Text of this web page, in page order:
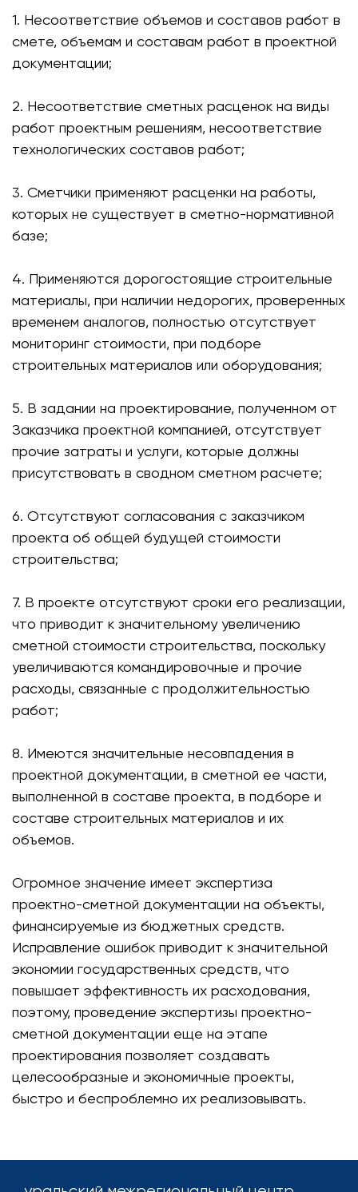
1. Несоответствие объемов и составов работ в
смете, объемам и составам работ в проектной
документации;
2. Несоответствие сметных расценок на виды
работ проектным решениям, несоответствие
технологических составов работ;
3. Сметчики применяют расценки на работы,
которых не существует в сметно-нормативной
базе;
4. Применяются дорогостоящие строительные
материалы, при наличии недорогих, проверенных
временем аналогов, полностью отсутствует
мониторинг стоимости, при подборе
строительных материалов или оборудования;
5. В задании на проектирование, полученном от
Заказчика проектной компанией, отсутствует
прочие затраты и услуги, которые должны
присутствовать в сводном сметном расчете;
6. Отсутствуют согласования с заказчиком
проекта об общей будущей стоимости
строительства;
7. В проекте отсутствуют сроки его реализации,
что приводит к значительному увеличению
сметной стоимости строительства, поскольку
увеличиваются командировочные и прочие
расходы, связанные с продолжительностью
работ;
8. Имеются значительные несовпадения в
проектной документации, в сметной ее части,
выполненной в составе проекта, в подборе и
составе строительных материалов и их
объемов.
Огромное значение имеет экспертиза
проектно-сметной документации на объекты,
финансируемые из бюджетных средств.
Исправление ошибок приводит к значительной
экономии государственных средств, что
повышает эффективность их расходования,
поэтому, проведение экспертизы проектно-
сметной документации еще на этапе
проектирования позволяет создавать
целесообразные и экономичные проекты,
быстро и беспроблемно их реализовывать.